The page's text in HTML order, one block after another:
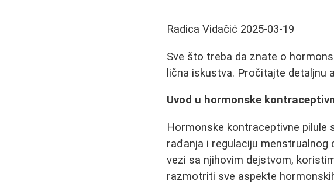
Radica Vidačić 2025-03-19
Sve što treba da znate o
lična iskustva. Pročitajte detaljnu
Uvod u hormonske
Hormonske kontraceptivne pilule
rađanja i regulaciju
vezi sa njihovim dejstvom,
razmotriti sve aspekte